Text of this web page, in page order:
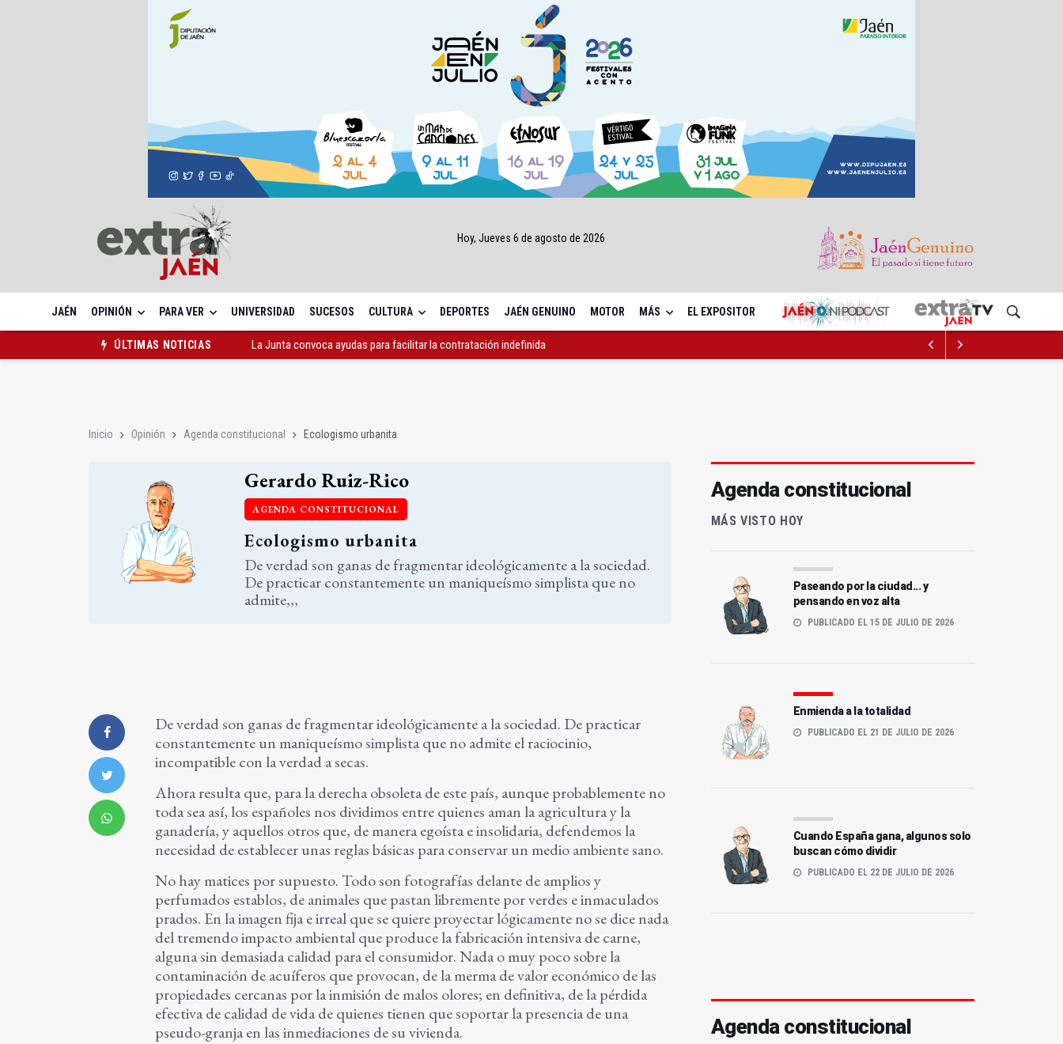
Hoy, Jueves 6 de agosto de 2026
JAÉN OPINIÓN PARA VER UNIVERSIDAD SUCESOS CULTURA DEPORTES JAÉN GENUINO MOTOR MÁS EL EXPOSITOR
ÚLTIMAS NOTICIAS
Adjudicada la ampliación de la sede de la Junta en la avenida de Madrid
Inicio Opinión Agenda constitucional Ecologismo urbanita
Gerardo Ruiz-Rico
AGENDA CONSTITUCIONAL
Ecologismo urbanita
De verdad son ganas de fragmentar ideológicamente a la sociedad.
De practicar constantemente un maniqueísmo simplista que no
admite,,,
De verdad son ganas de fragmentar ideológicamente a la sociedad. De practicar
constantemente un maniqueísmo simplista que no admite el raciocinio,
incompatible con la verdad a secas.
Ahora resulta que, para la derecha obsoleta de este país, aunque probablemente no
toda sea así, los españoles nos dividimos entre quienes aman la agricultura y la
ganadería, y aquellos otros que, de manera egoísta e insolidaria, defendemos la
necesidad de establecer unas reglas básicas para conservar un medio ambiente sano.
No hay matices por supuesto. Todo son fotografías delante de amplios y
perfumados establos, de animales que pastan libremente por verdes e inmaculados
prados. En la imagen fija e irreal que se quiere proyectar lógicamente no se dice nada
del tremendo impacto ambiental que produce la fabricación intensiva de carne,
alguna sin demasiada calidad para el consumidor. Nada o muy poco sobre la
contaminación de acuíferos que provocan, de la merma de valor económico de las
propiedades cercanas por la inmisión de malos olores; en definitiva, de la pérdida
efectiva de calidad de vida de quienes tienen que soportar la presencia de una
pseudo-granja en las inmediaciones de su vivienda.
Agenda constitucional
MÁS VISTO HOY
Paseando por la ciudad... y
pensando en voz alta
PUBLICADO EL 15 DE JULIO DE 2026
Enmienda a la totalidad
PUBLICADO EL 21 DE JULIO DE 2026
Cuando España gana, algunos solo
buscan cómo dividir
PUBLICADO EL 22 DE JULIO DE 2026
Agenda constitucional